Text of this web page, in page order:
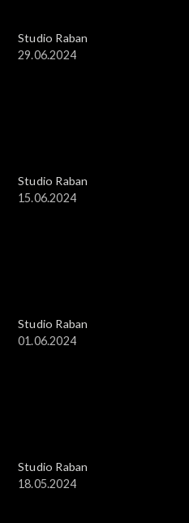
Studio Raban
29.06.2024
Studio Raban
15.06.2024
Studio Raban
01.06.2024
Studio Raban
18.05.2024